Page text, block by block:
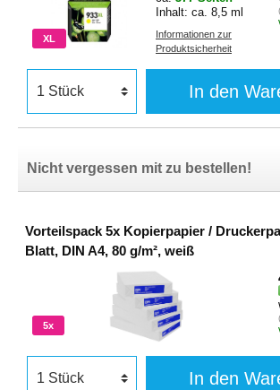
XL
Inhalt: ca. 8,5 ml
Informationen zur
Produktsicherheit
In den
Nicht vergessen mit zu bestellen!
Vorteilspack 5x Kopierpapier /
Blatt, DIN A4, 80 g/m², weiß
5x
In den